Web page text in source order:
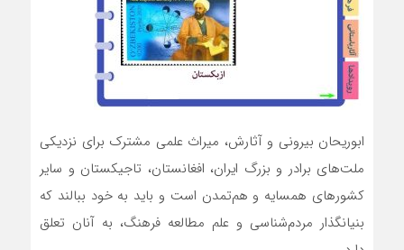
ابوریحان بیرونی و آثارش، میراث علمی مشترک برای نزدیکی
ملت‌های برادر و بزرگ ایران، افغانستان، تاجیکستان و سایر
کشورهای همسایه و هم‌تمدن است و باید به خود ببالند که
بنیانگذار مردم‌شناسی و علم مطالعه فرهنگ، به آنان تعلق